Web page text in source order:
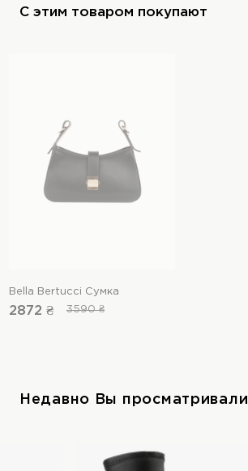
С этим товаром покупают
Bella Bertucci Сумка
2872 ₴ 3590 ₴
Недавно Вы просматривали